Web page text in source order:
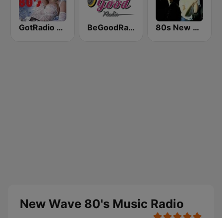
GotRadio - 80s BeGoodRadio - 80s New Wave 80s New Wave
New Wave 80's Music Radio